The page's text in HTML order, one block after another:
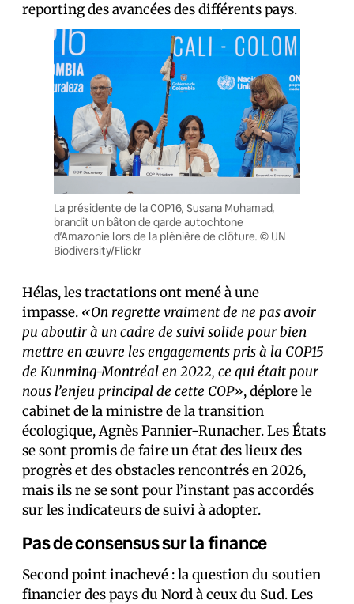
reporting des avancées des différents pays.
La présidente de la COP16, Susana Muhamad,
brandit un bâton de garde autochtone
d’Amazonie lors de la plénière de clôture. © UN
Biodiversity/Flickr
Hélas, les tractations ont mené à une
impasse. «On regrette vraiment de ne pas avoir
pu aboutir à un cadre de suivi solide pour bien
mettre en œuvre les engagements pris à la COP15
de Kunming-Montréal en 2022, ce qui était pour
nous l’enjeu principal de cette COP», déplore le
cabinet de la ministre de la transition
écologique, Agnès Pannier-Runacher. Les États
se sont promis de faire un état des lieux des
progrès et des obstacles rencontrés en 2026,
mais ils ne se sont pour l’instant pas accordés
sur les indicateurs de suivi à adopter.
Pas de consensus sur la finance
Second point inachevé : la question du soutien
financier des pays du Nord à ceux du Sud. Les